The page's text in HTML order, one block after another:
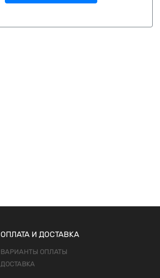
ОПЛАТА И ДОСТАВКА
ВАРИАНТЫ ОПЛАТЫ
ДОСТАВКА